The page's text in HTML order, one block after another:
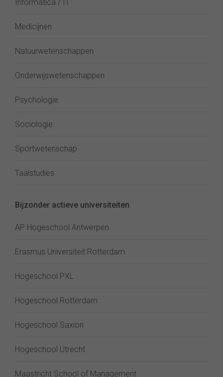
Informatica / IT
Medicijnen
Natuurwetenschappen
Onderwijswetenschappen
Psychologie
Sociologie
Sportwetenschap
Taalstudies
Bijzonder actieve universiteiten
AP Hogeschool Antwerpen
Erasmus Universiteit Rotterdam
Hogeschool PXL
Hogeschool Rotterdam
Hogeschool Saxion
Hogeschool Utrecht
Maastricht School of Management